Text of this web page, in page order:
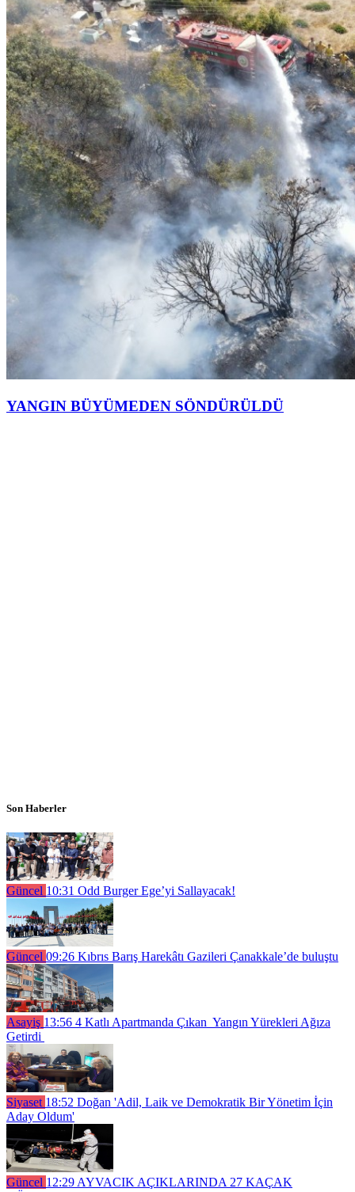
YANGIN BÜYÜMEDEN SÖNDÜRÜLDÜ
Son Haberler
Güncel 10:31 Odd Burger Ege’yi Sallayacak!
Güncel 09:26 Kıbrıs Barış Harekâtı Gazileri Çanakkale’de buluştu
Asayiş 13:56 4 Katlı Apartmanda Çıkan Yangın Yürekleri Ağıza
Getirdi
Siyaset 18:52 Doğan 'Adil, Laik ve Demokratik Bir Yönetim İçin
Aday Oldum'
Güncel 12:29 AYVACIK AÇIKLARINDA 27 KAÇAK